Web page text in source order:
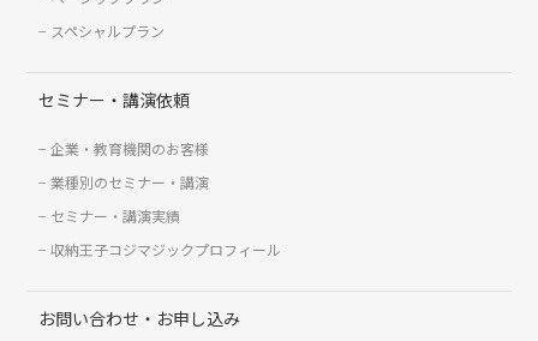
スペシャルプラン
セミナー・講演依頼
企業・教育機関のお客様
業種別のセミナー・講演
セミナー・講演実績
収納王子コジマジックプロフィール
お問い合わせ・お申し込み